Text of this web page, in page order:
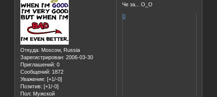
Откуда: Moscow, Russia
Зарегистрирован: 2006-03-30
Приглашений: 0
Сообщений: 1872
Уважение: [+1/-0]
Позитив: [+1/-0]
Пол: Мужской
Че за... О_О
0